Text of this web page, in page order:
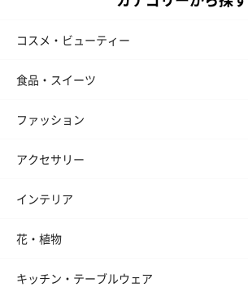
コスメ・ビューティー
食品・スイーツ
ファッション
アクセサリー
インテリア
花・植物
キッチン・テーブルウェア